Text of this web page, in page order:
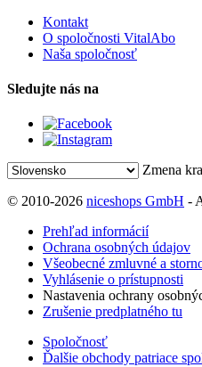
Kontakt
O spoločnosti VitalAbo
Naša spoločnosť
Sledujte nás na
Zmena
© 2010-2026 niceshops GmbH -
Prehľad informácií
Ochrana osobných údajov
Všeobecné zmluvné a
Vyhlásenie o prístupnosti
Nastavenia ochrany
Zrušenie predplatného tu
Spoločnosť
Ďalšie obchody patriace